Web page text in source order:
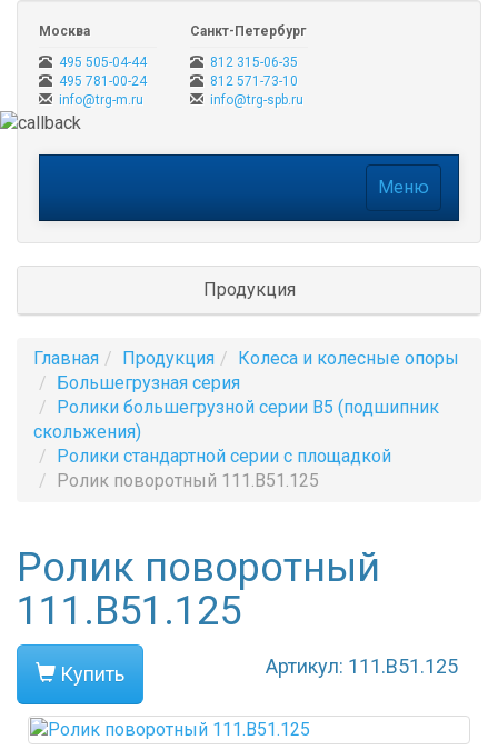
Москва
495 505-04-44
495 781-00-24
info@trg-m.ru
Санкт-Петербург
812 315-06-35
812 571-73-10
info@trg-spb.ru
Меню
Продукция
Главная Продукция
Колеса и колесные опоры
Большегрузная серия
Ролики большегрузной серии B5 (подшипник
скольжения)
Ролики стандартной серии с площадкой
Ролик поворотный 111.B51.125
Ролик поворотный
111.B51.125
Купить Артикул: 111.B51.125